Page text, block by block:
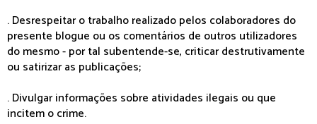
. Desrespeitar o trabalho realizado pelos colaboradores do
presente blogue ou os comentários de outros utilizadores
do mesmo - por tal subentende-se, criticar destrutivamente
ou satirizar as publicações;
. Divulgar informações sobre atividades ilegais ou que
incitem o crime.